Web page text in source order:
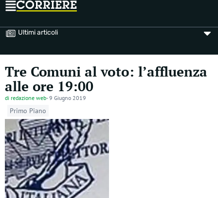
Ultimi articoli
Tre Comuni al voto: l’affluenza
alle ore 19:00
di redazione web-9 Giugno 2019
Primo Piano